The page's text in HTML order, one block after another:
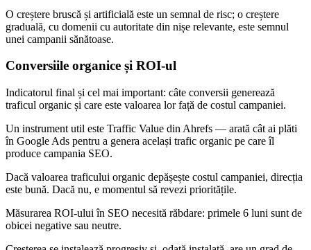
O creștere bruscă și artificială este un semnal de risc; o creștere
graduală, cu domenii cu autoritate din nișe relevante, este semnul
unei campanii sănătoase.
Conversiile organice și ROI-ul
Indicatorul final și cel mai important: câte conversii generează
traficul organic și care este valoarea lor față de costul campaniei.
Un instrument util este Traffic Value din Ahrefs — arată cât ai plăti
în Google Ads pentru a genera același trafic organic pe care îl
produce campania SEO.
Dacă valoarea traficului organic depășește costul campaniei, direcția
este bună. Dacă nu, e momentul să revezi prioritățile.
Măsurarea ROI-ului în SEO necesită răbdare: primele 6 luni sunt de
obicei negative sau neutre.